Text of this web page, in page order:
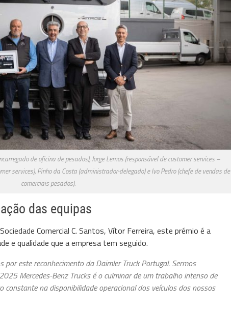
de oficina de pesados), Jorge Lemos (responsável de customer services –
services), Pinho da Costa (administrador-delegado) e Ivo Pedro (chefe de vendas de
comerciais pesados).
das equipas
Comercial C. Santos, Vítor Ferreira, este prémio é a
e qualidade que a empresa tem seguido.
este reconhecimento da Daimler Truck Portugal. Sermos
Mercedes-Benz Trucks é o culminar de um trabalho intenso de
constante na disponibilidade operacional dos veículos dos nossos